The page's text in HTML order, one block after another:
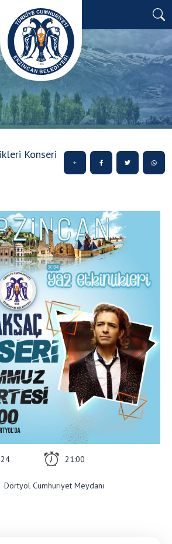
Konseri
21:00
Dörtyol Cumhuriyet Meydanı